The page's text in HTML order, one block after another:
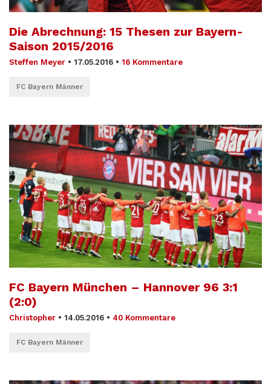
Die Abrechnung: 15 Thesen zur Bayern-
Saison 2015/2016
Steffen Meyer • 17.05.2016 • 16 Kommentare
FC Bayern Männer
FC Bayern München – Hannover 96 3:1
(2:0)
Christopher • 14.05.2016 • 40 Kommentare
FC Bayern Männer